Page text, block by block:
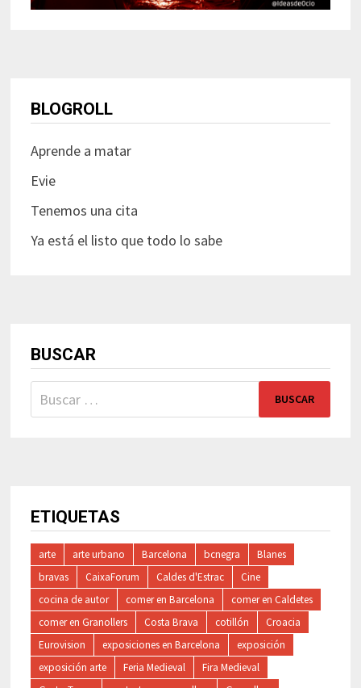
BLOGROLL
Aprende a matar
Evie
Tenemos una cita
Ya está el listo que todo lo sabe
BUSCAR
Buscar:
ETIQUETAS
arte arte urbano Barcelona bcnegra
Blanes
bravas
CaixaForum Caldes d'Estrac
Cine
cocina de autor
comer en Barcelona
comer en Caldetes
comer en Granollers
Costa Brava cotillón
Croacia
Eurovision
exposiciones en Barcelona
exposición
exposición arte
Feria Medieval
Fira Medieval